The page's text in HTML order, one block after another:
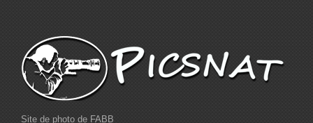
Site de photo de FABB